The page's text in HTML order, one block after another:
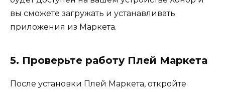
вы сможете загружать и устанавливать
приложения из Маркета.
5. Проверьте работу Плей Маркета
После установки Плей Маркета, откройте